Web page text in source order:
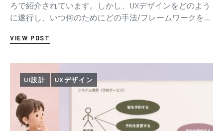
ろで紹介されています。しかし、UXデザインをどのよう
に遂行し、いつ何のためにどの手法/フレームワークを活
VIEW POST
UI設計 UXデザイン